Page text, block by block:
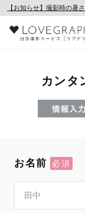
【お知らせ】撮影時の暑
カンタ
お名前